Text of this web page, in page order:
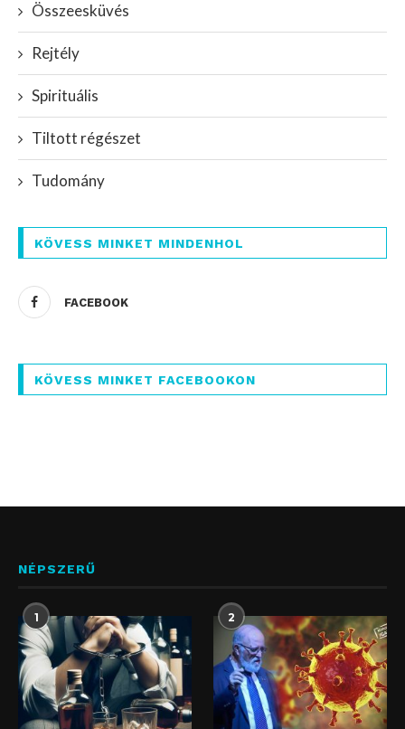
Összeesküvés
Rejtély
Spirituális
Tiltott régészet
Tudomány
KÖVESS MINKET MINDENHOL
FACEBOOK
KÖVESS MINKET FACEBOOKON
NÉPSZERŰ
1 2